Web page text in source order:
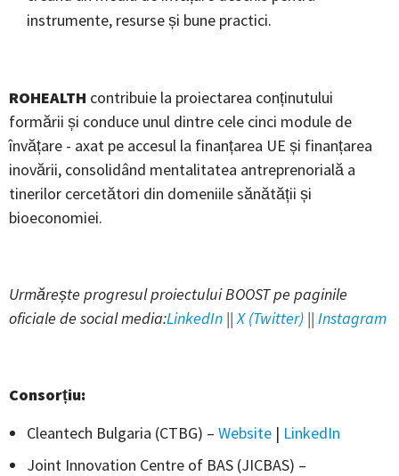
instrumente, resurse și bune practici.
ROHEALTH contribuie la proiectarea conținutului
formării și conduce unul dintre cele cinci module de
învățare - axat pe accesul la finanțarea UE și finanțarea
inovării, consolidând mentalitatea antreprenorială a
tinerilor cercetători din domeniile sănătății și
bioeconomiei.
Urmărește progresul proiectului BOOST pe paginile
oficiale de social media:LinkedIn ||X (Twitter) || Instagram
Consorțiu:
Cleantech Bulgaria (CTBG) – Website | LinkedIn
Joint Innovation Centre of BAS (JICBAS) –